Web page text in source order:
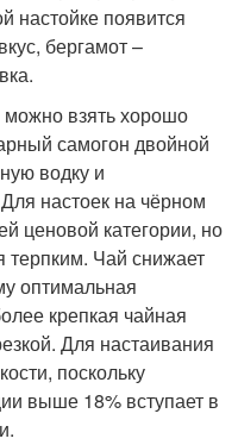
настойке появится
бергамот –
можно взять хорошо
самогон двойной
водку и
настоек на чёрном
ценовой категории, но
терпким. Чай снижает
оптимальная
крепкая чайная
Для настаивания
поскольку
выше 18% вступает в